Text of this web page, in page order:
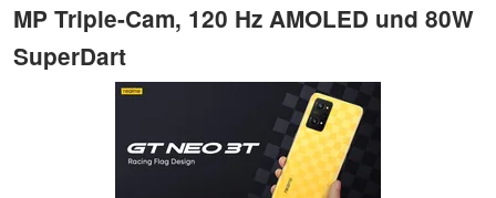
MP Triple-Cam, 120 Hz AMOLED und 80W
SuperDart